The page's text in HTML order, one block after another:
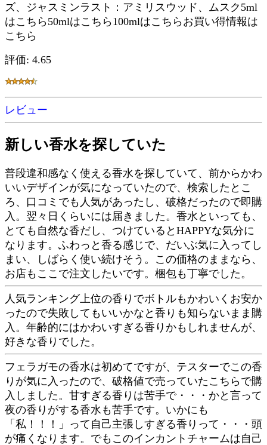
ズ、ジャスミンラスト：アミリスウッド、ムスク5ml
はこちら50mlはこちら100mlはこちらお買い得情報は
こちら
評価: 4.65
レビュー
新しい香水を探していた
普段違和感なく使える香水を探していて、前からかわ
いいデザインが気になっていたので、検索したとこ
ろ、口コミでも人気があったし、破格だったので即購
入。翌々日くらいには届きました。香水といっても、
とても自然な香だし、つけているとHAPPYな気分に
なります。ふわっと香る感じで、だいぶ気に入ってし
まい、しばらく使い続けそう。この価格のままなら、
お店もここで注文したいです。梱包も丁寧でした。
人気ランキング上位の香りでボトルもかわいくお安か
ったので失敗してもいいかなと香りも知らないまま購
入。年齢的にはかわいすぎる香りかもしれませんが、
好きな香りでした。
フェラガモの香水は初めてですが、テスターでこの香
りが気に入ったので、破格値で売っていたこちらで購
入しました。甘すぎる香りは苦手で・・・かと言って
夜の香りがする香水も苦手です。いかにも
「私！！！」って自己主張しすぎる香りって・・・頭
が痛くなります。でもこのインカントチャームは自己